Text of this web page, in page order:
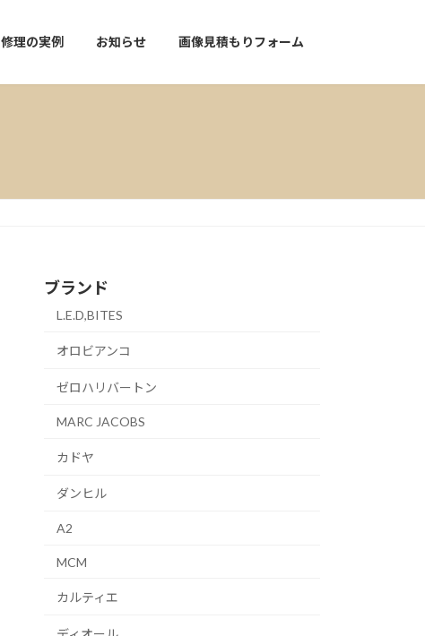
修理の実例 お知らせ 画像見積もりフォーム
ブランド
L.E.D,BITES
オロビアンコ
ゼロハリバートン
MARC JACOBS
カドヤ
ダンヒル
A2
MCM
カルティエ